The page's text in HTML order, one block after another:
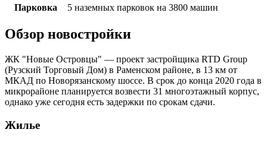
Парковка
5 наземных парковок на 3800 машин
Обзор новостройки
ЖК "Новые Островцы" — проект застройщика RTD Group
(Рузский Торговый Дом) в Раменском районе, в 13 км от
МКАД по Новорязанскому шоссе. В срок до конца 2020 года в
микрорайоне планируется возвести 31 многоэтажный корпус,
однако уже сегодня есть задержки по срокам сдачи.
Жилье